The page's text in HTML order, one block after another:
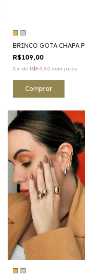
BRINCO GOTA CHAPA P
R$109,00
2 x de R$54,50 sem juros
Comprar